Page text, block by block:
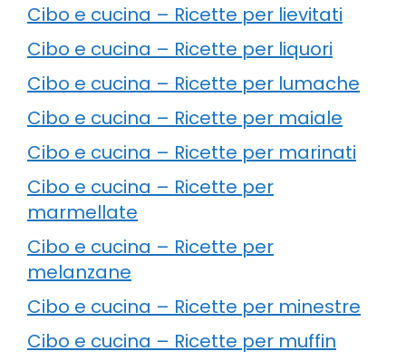
Cibo e cucina – Ricette per lievitati
Cibo e cucina – Ricette per liquori
Cibo e cucina – Ricette per lumache
Cibo e cucina – Ricette per maiale
Cibo e cucina – Ricette per marinati
Cibo e cucina – Ricette per
marmellate
Cibo e cucina – Ricette per
melanzane
Cibo e cucina – Ricette per minestre
Cibo e cucina – Ricette per muffin